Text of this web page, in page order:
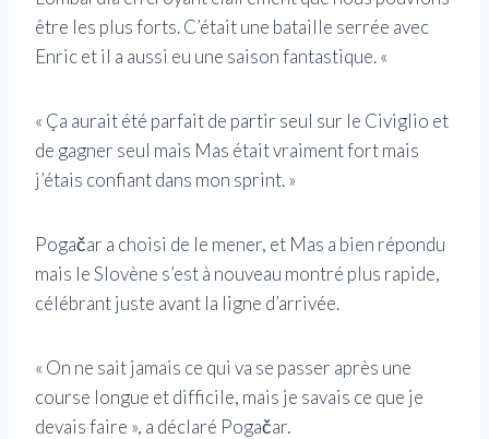
être les plus forts. C’était une bataille serrée avec
Enric et il a aussi eu une saison fantastique. «
« Ça aurait été parfait de partir seul sur le Civiglio et
de gagner seul mais Mas était vraiment fort mais
j’étais confiant dans mon sprint. »
Pogačar a choisi de le mener, et Mas a bien répondu
mais le Slovène s’est à nouveau montré plus rapide,
célébrant juste avant la ligne d’arrivée.
« On ne sait jamais ce qui va se passer après une
course longue et difficile, mais je savais ce que je
devais faire », a déclaré Pogačar.